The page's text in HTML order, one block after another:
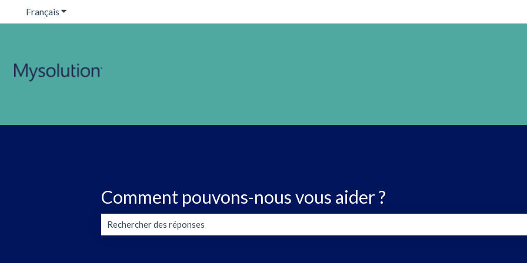
Français Afficher le sous-menu pour les traductions
Comment pouvons-nous vous aider ?